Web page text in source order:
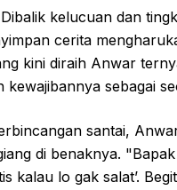
kelucuan dan
cerita
kini diraih Anwar
kewajibannya sebagai
santai,
di benaknya.
kalau lo gak salat’.